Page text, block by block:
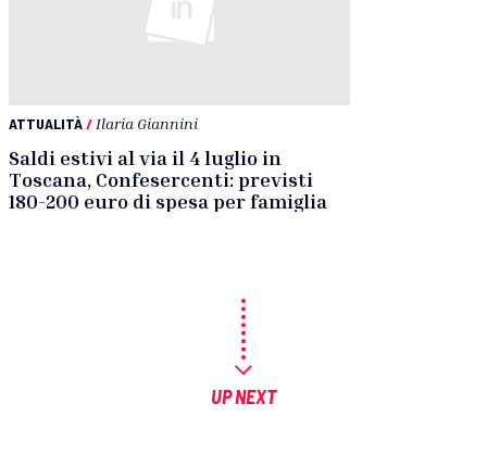
ATTUALITÀ/ Ilaria Giannini
Saldi estivi al via il 4 luglio in
Toscana, Confesercenti: previsti
180-200 euro di spesa per famiglia
UP NEXT